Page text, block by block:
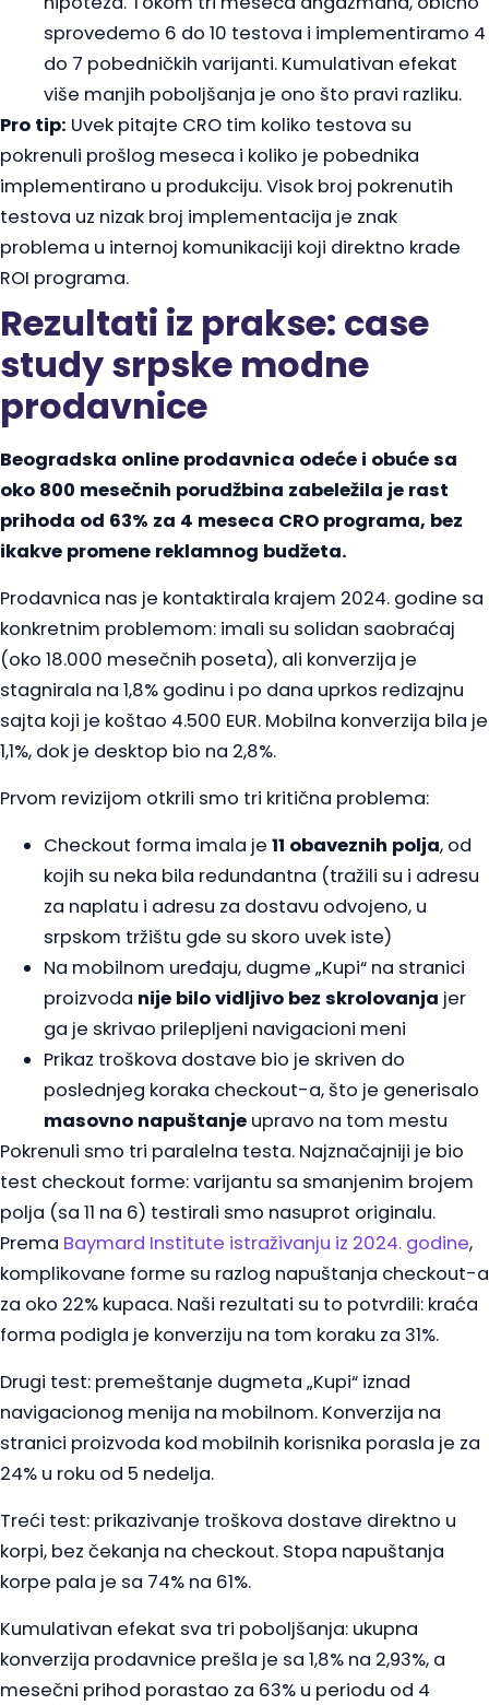
sprovedemo 6 do 10 testova i implementiramo 4
do 7 pobedničkih varijanti. Kumulativan efekat
više manjih poboljšanja je ono što pravi razliku.
Pro tip: Uvek pitajte CRO tim koliko testova su
pokrenuli prošlog meseca i koliko je pobednika
implementirano u produkciju. Visok broj pokrenutih
testova uz nizak broj implementacija je znak
problema u internoj komunikaciji koji direktno krade
ROI programa.
Rezultati iz prakse: case
study srpske modne
prodavnice
Beogradska online prodavnica odeće i obuće sa
oko 800 mesečnih porudžbina zabeležila je rast
prihoda od 63% za 4 meseca CRO programa, bez
ikakve promene reklamnog budžeta.
Prodavnica nas je kontaktirala krajem 2024. godine sa
konkretnim problemom: imali su solidan saobraćaj
(oko 18.000 mesečnih poseta), ali konverzija je
stagnirala na 1,8% godinu i po dana uprkos redizajnu
sajta koji je koštao 4.500 EUR. Mobilna konverzija bila je
1,1%, dok je desktop bio na 2,8%.
Prvom revizijom otkrili smo tri kritična problema:
Checkout forma imala je 11 obaveznih polja, od
kojih su neka bila redundantna (tražili su i adresu
za naplatu i adresu za dostavu odvojeno, u
srpskom tržištu gde su skoro uvek iste)
Na mobilnom uređaju, dugme „Kupi“ na stranici
proizvoda nije bilo vidljivo bez skrolovanja jer
ga je skrivao prilepljeni navigacioni meni
Prikaz troškova dostave bio je skriven do
poslednjeg koraka checkout-a, što je generisalo
masovno napuštanje upravo na tom mestu
Pokrenuli smo tri paralelna testa. Najznačajniji je bio
test checkout forme: varijantu sa smanjenim brojem
polja (sa 11 na 6) testirali smo nasuprot originalu.
Prema Baymard Institute istraživanju iz 2024. godine,
komplikovane forme su razlog napuštanja checkout-a
za oko 22% kupaca. Naši rezultati su to potvrdili: kraća
forma podigla je konverziju na tom koraku za 31%.
Drugi test: premeštanje dugmeta „Kupi“ iznad
navigacionog menija na mobilnom. Konverzija na
stranici proizvoda kod mobilnih korisnika porasla je za
24% u roku od 5 nedelja.
Treći test: prikazivanje troškova dostave direktno u
korpi, bez čekanja na checkout. Stopa napuštanja
korpe pala je sa 74% na 61%.
Kumulativan efekat sva tri poboljšanja: ukupna
konverzija prodavnice prešla je sa 1,8% na 2,93%, a
mesečni prihod porastao za 63% u periodu od 4